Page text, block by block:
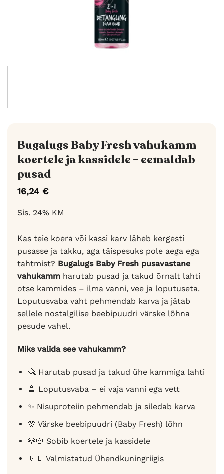
Bugalugs Baby Fresh vahukamm
koertele ja kassidele – eemaldab
pusad
16,24 €
Sis. 24% KM
Kas teie koera või kassi karv läheb kergesti
pusasse ja takku, aga täispesuks pole aega ega
tahtmist? Bugalugs Baby Fresh pusavastane
vahukamm harutab pusad ja takud õrnalt lahti
otse kammides – ilma vanni, vee ja loputuseta.
Loputusvaba vaht pehmendab karva ja jätab
sellele nostalgilise beebipuudri värske lõhna
pesude vahel.
Miks valida see vahukamm?
🪮 Harutab pusad ja takud ühe kammiga lahti
🚿 Loputusvaba – ei vaja vanni ega vett
✨ Nisuproteiin pehmendab ja siledab karva
🌸 Värske beebipuudri (Baby Fresh) lõhn
🐶🐱 Sobib koertele ja kassidele
🇬🇧 Valmistatud Ühendkuningriigis